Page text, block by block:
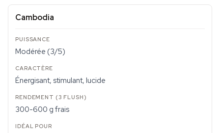
Cambodia
Modérée (3/5)
Énergisant, stimulant, lucide
300-600 g frais